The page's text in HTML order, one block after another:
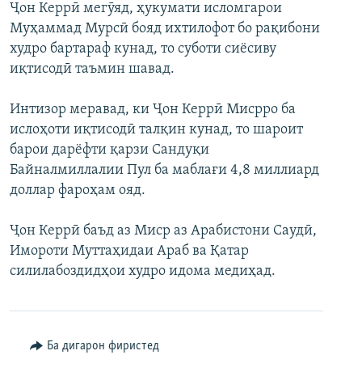
Ҷон Керрӣ мегӯяд, ҳукумати исломгарои
Муҳаммад Мурсӣ бояд ихтилофот бо рақибони
худро бартараф кунад, то суботи сиёсиву
иқтисодӣ таъмин шавад.
Интизор меравад, ки Ҷон Керрӣ Мисрро ба
ислоҳоти иқтисодӣ талқин кунад, то шароит
барои дарёфти қарзи Сандуқи
Байналмиллалии Пул ба маблағи 4,8 миллиард
доллар фароҳам ояд.
Ҷон Керрӣ баъд аз Миср аз Арабистони Саудӣ,
Имороти Муттаҳидаи Араб ва Қатар
силилабоздидҳои худро идома медиҳад.
Ба дигарон фиристед